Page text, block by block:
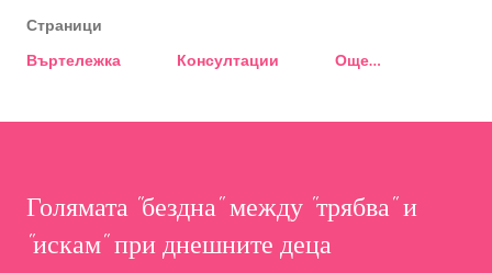
Страници
Въртележка
Консултации Още…
Голямата "бездна" между "трябва" и
"искам" при днешните деца